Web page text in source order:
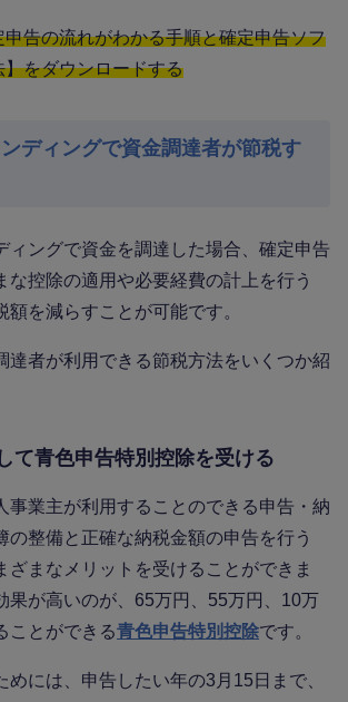
申告の流れがわかる手順と確定申告ソフ
】をダウンロードする
ディングで資金調達者が節税す
ィングで資金を調達した場合、確定申告
な控除の適用や必要経費の計上を行う
額を減らすことが可能です。
達者が利用できる節税方法をいくつか紹
て青色申告特別控除を受ける
事業主が利用することのできる申告・納
の整備と正確な納税金額の申告を行う
ざまなメリットを受けることができま
果が高いのが、65万円、55万円、10万
ことができる青色申告特別控除です。
めには、申告したい年の3月15日まで、